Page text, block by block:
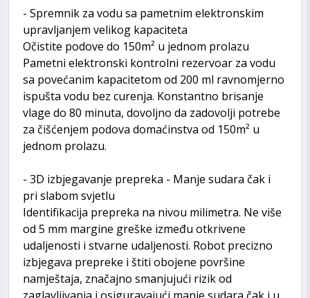
- Spremnik za vodu sa pametnim elektronskim
upravljanjem velikog kapaciteta
Očistite podove do 150m² u jednom prolazu
Pametni elektronski kontrolni rezervoar za vodu
sa povećanim kapacitetom od 200 ml ravnomjerno
ispušta vodu bez curenja. Konstantno brisanje
vlage do 80 minuta, dovoljno da zadovolji potrebe
za čišćenjem podova domaćinstva od 150m² u
jednom prolazu.
- 3D izbjegavanje prepreka - Manje sudara čak i
pri slabom svjetlu
Identifikacija prepreka na nivou milimetra. Ne više
od 5 mm margine greške između otkrivene
udaljenosti i stvarne udaljenosti. Robot precizno
izbjegava prepreke i štiti obojene površine
namještaja, značajno smanjujući rizik od
zaglavljivanja i osiguravajući manje sudara čak i u